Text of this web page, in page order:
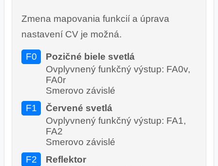
Zmena mapovania funkcií a úprava
nastavení CV je možná.
F0
Pozičné biele svetlá
Ovplyvnený funkčný výstup: FA0v,
FA0r
Smerovo závislé
F1
Červené svetlá
Ovplyvnený funkčný výstup: FA1,
FA2
Smerovo závislé
F2
Reflektor